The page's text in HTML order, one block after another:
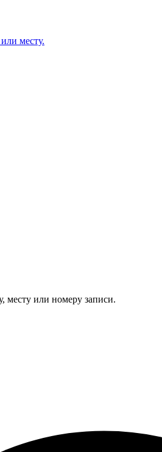
месту.
месту или номеру записи.